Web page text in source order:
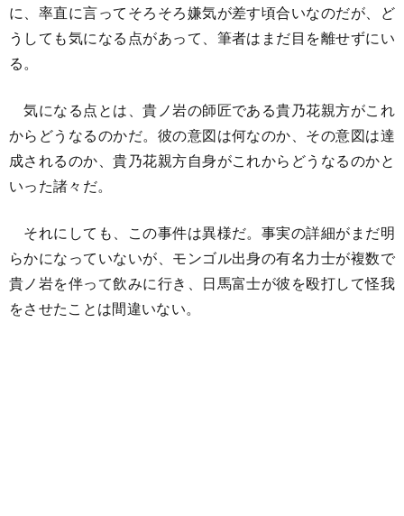
に、率直に言ってそろそろ嫌気が差す頃合いなのだが、ど
うしても気になる点があって、筆者はまだ目を離せずにい
る。
気になる点とは、貴ノ岩の師匠である貴乃花親方がこれ
からどうなるのかだ。彼の意図は何なのか、その意図は達
成されるのか、貴乃花親方自身がこれからどうなるのかと
いった諸々だ。
それにしても、この事件は異様だ。事実の詳細がまだ明
らかになっていないが、モンゴル出身の有名力士が複数で
貴ノ岩を伴って飲みに行き、日馬富士が彼を殴打して怪我
をさせたことは間違いない。